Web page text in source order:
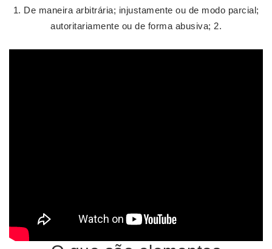
1. De maneira arbitrária; injustamente ou de modo parcial;
autoritariamente ou de forma abusiva; 2.